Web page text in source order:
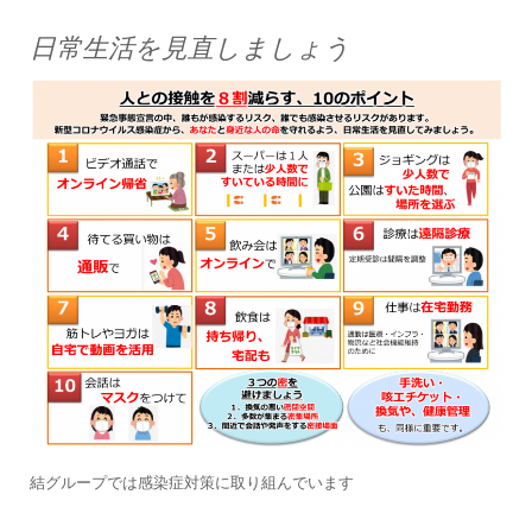
日常生活を見直しましょう
結グループでは感染症対策に取り組んでいます